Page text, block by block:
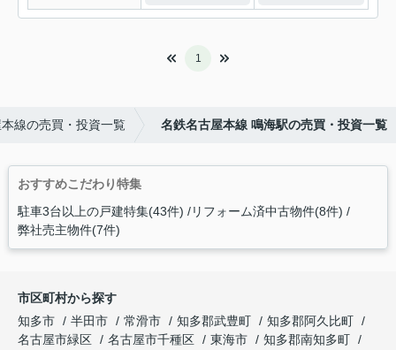
1
線の売買・投資一覧 名鉄名古屋本線 鳴海駅の売買・投資一覧
おすすめこだわり特集
駐車3台以上の戸建特集(43件) リフォーム済中古物件(8件)
弊社売主物件(7件)
市区町村から探す
知多市
半田市 常滑市 知多郡武豊町
知多郡阿久比町
名古屋市緑区
名古屋市千種区 東海市
知多郡南知多町